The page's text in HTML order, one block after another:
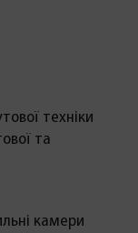
техніки
та
камери